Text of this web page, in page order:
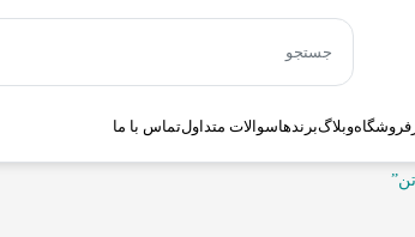
فروشگاهوبلاگبرندهاسوالات متداولتماس با ما